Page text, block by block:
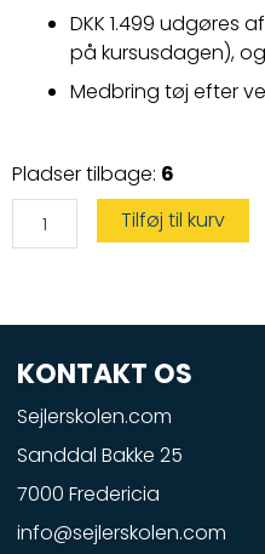
DKK 1.499 udgøres
på kursusdagen),
Medbring tøj efter
Pladser tilbage: 6
Speedbådskørekort
antal
Tilføj til kurv
KONTAKT OS
Sejlerskolen.com
Sanddal Bakke 25
7000 Fredericia
info@sejlerskolen.com